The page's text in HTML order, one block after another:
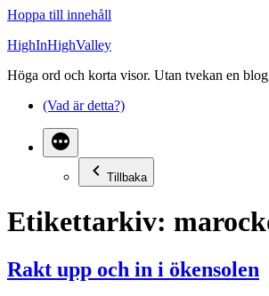
Hoppa till innehåll
HighInHighValley
Höga ord och korta visor. Utan tvekan en
(Vad är detta?)
Tillbaka
Etikettarkiv:
Rakt upp och in i ökensolen